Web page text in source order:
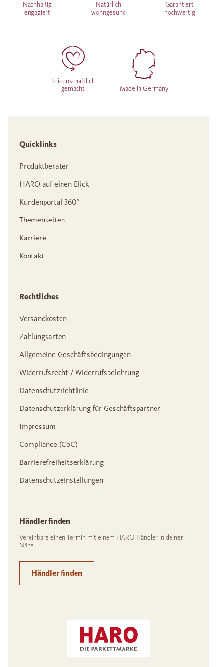
Nachhaltig
engagiert
Natürlich
wohngesund
Garantiert
hochwertig
Leidenschaftlich
gemacht
Made in Germany
Quicklinks
Produktberater
HARO auf einen Blick
Kundenportal 360°
Themenseiten
Karriere
Kontakt
Rechtliches
Versandkosten
Zahlungsarten
Allgemeine Geschäftsbedingungen
Widerrufsrecht / Widerrufsbelehrung
Datenschutzrichtlinie
Datenschutzerklärung für Geschäftspartner
Impressum
Compliance (CoC)
Barrierefreiheitserklärung
Datenschutzeinstellungen
Händler finden
Vereinbare einen Termin mit einem HARO Händler in deiner
Nähe.
Händler finden